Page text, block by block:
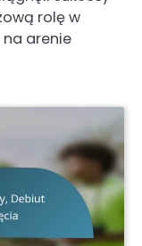
rolę w
arenie